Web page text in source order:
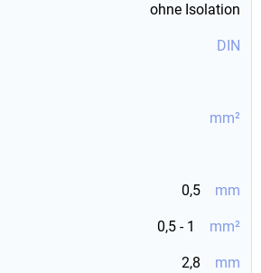
ohne Isolation
DIN
mm²
0,5 mm
0,5 - 1 mm²
2,8 mm